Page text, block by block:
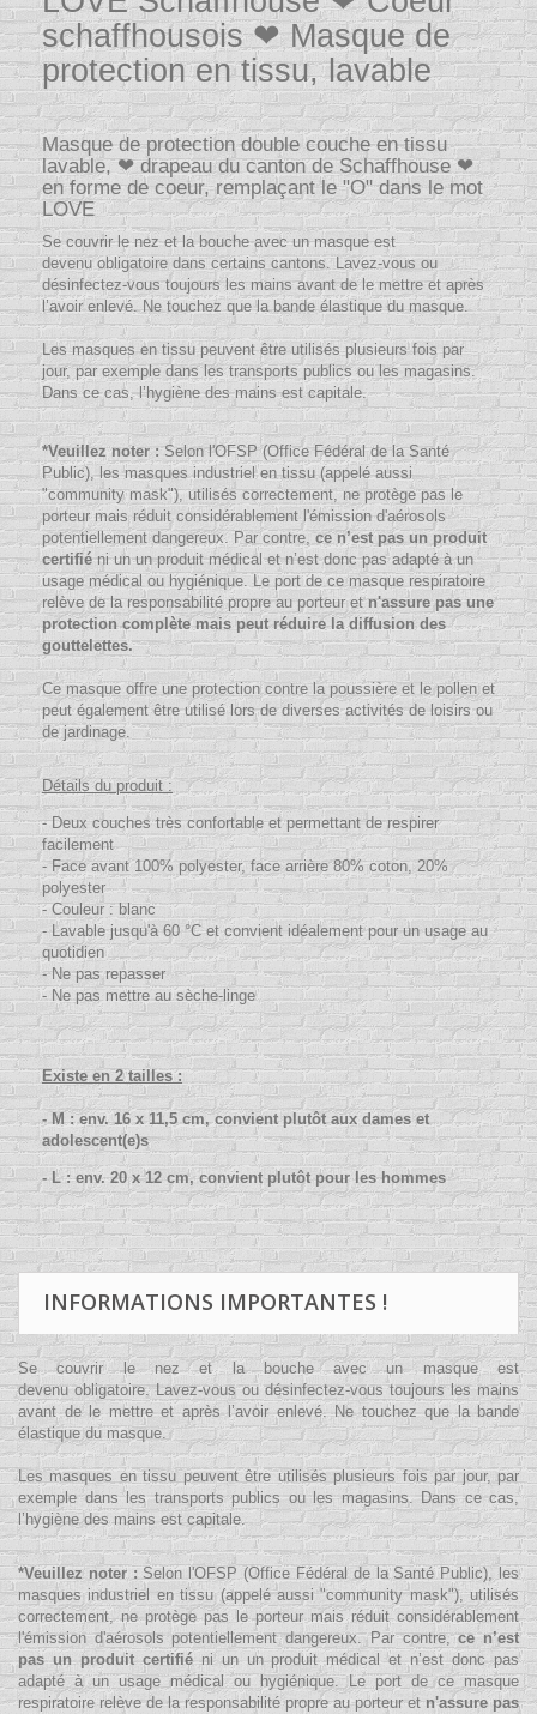
schaffhousois ❤ Masque de
protection en tissu, lavable
Masque de protection double couche en tissu
lavable, ❤ drapeau du canton de Schaffhouse ❤
en forme de coeur, remplaçant le "O" dans le mot
LOVE
Se couvrir le nez et la bouche avec un masque est
devenu obligatoire dans certains cantons. Lavez-vous ou
désinfectez-vous toujours les mains avant de le mettre et après
l’avoir enlevé. Ne touchez que la bande élastique du masque.
Les masques en tissu peuvent être utilisés plusieurs fois par
jour, par exemple dans les transports publics ou les magasins.
Dans ce cas, l’hygiène des mains est capitale.
*Veuillez noter :Selon l'OFSP (Office Fédéral de la Santé
Public), les masques industriel en tissu (appelé aussi
"community mask"), utilisés correctement, ne protège pas le
porteur mais réduit considérablement l'émission d'aérosols
potentiellement dangereux. Par contre, ce n’est pas un produit
certifiéni un un produit médical et n’est donc pas adapté à un
usage médical ou hygiénique. Le port de ce masque respiratoire
relève de la responsabilité propre au porteur etn'assure pas une
protection complète mais peut réduire la diffusion des
gouttelettes.
Ce masque offre une protection contre la poussière et le pollen et
peut également être utilisé lors de diverses activités de loisirs ou
de jardinage.
Détails du produit :
- Deux couches très confortable et permettant de respirer
facilement
- Face avant 100% polyester, face arrière 80% coton, 20%
polyester
- Couleur : blanc
- Lavable jusqu'à 60 °Cet convient idéalement pour un usage au
quotidien
- Ne pas repasser
- Ne pas mettre au sèche-linge
Existe en 2 tailles :
- M : env. 16 x 11,5 cm, convient plutôt aux dames et
adolescent(e)s
- L : env. 20 x 12 cm, convient plutôt pour les hommes
INFORMATIONS IMPORTANTES !
Se couvrir le nez et la bouche avec un masque est
devenu obligatoire. Lavez-vous ou désinfectez-vous toujours les mains
avant de le mettre et après l’avoir enlevé. Ne touchez que la bande
élastique du masque.
Les masques en tissu peuvent être utilisés plusieurs fois par jour, par
exemple dans les transports publics ou les magasins. Dans ce cas,
l’hygiène des mains est capitale.
*Veuillez noter :Selon l'OFSP (Office Fédéral de la Santé Public), les
masques industriel en tissu (appelé aussi "community mask"), utilisés
correctement, ne protège pas le porteur mais réduit considérablement
l'émission d'aérosols potentiellement dangereux. Par contre,ce n’est
pas un produit certifiéni un un produit médical et n’est donc pas
adapté à un usage médical ou hygiénique. Le port de ce masque
respiratoire relève de la responsabilité propre au porteur et n'assure pas